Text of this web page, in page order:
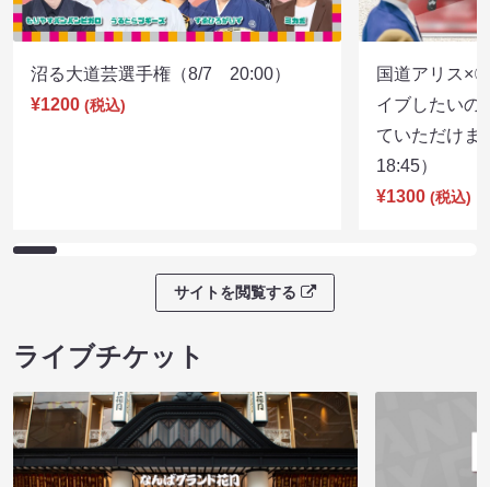
沼る大道芸選手権（8/7 20:00）
¥1200 (税込)
国道アリス×
イブしたいの
ていただけ
18:45）
¥1300 (税込)
サイトを閲覧する
ライブチケット